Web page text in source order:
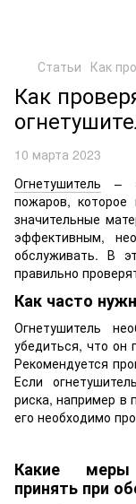
Статьи Как
Как
10 марта 2023
Огнетушитель –
пожаров,
значительные
эффективным,
обслуживать. В
правильно
Как часто
Огнетушитель
убедиться, что он
Рекомендуется
Если
риска, например в
его необходимо
Какие меры
принять при